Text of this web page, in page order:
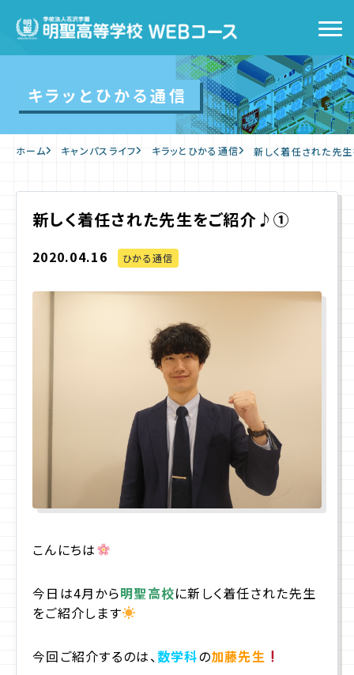
入学をお考えの方へ
WEB出願
プライバシーポリシー
お問合せ 資料請求
043-225-3185
キラッとひかる通信
ホーム キャンパスライフ キラッとひかる通信 新しく着任された先
新しく着任された先生をご紹介♪①
2020.04.16 ひかる通信
こんにちは
今日は4月から明聖高校に新しく着任された先生
をご紹介します
今回ご紹介するのは、数学科の加藤先生